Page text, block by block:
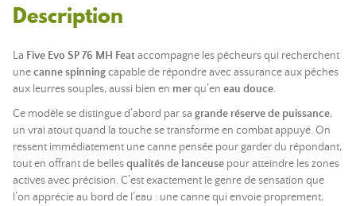
Description
La Five Evo SP 76 MH Feataccompagne les pêcheurs qui recherchent
unecanne spinningcapable de répondre avec assurance aux pêches
aux leurres souples, aussi bien en merqu’en eau douce.
Ce modèle se distingue d’abord par sa grande réserve de puissance,
un vrai atout quand la touche se transforme en combat appuyé. On
ressent immédiatement une canne pensée pour garder du répondant,
tout en offrant de bellesqualités de lanceuse pour atteindre les zones
actives avec précision. C’est exactement le genre de sensation que
l’on apprécie au bord de l’eau : une canne qui envoie proprement,